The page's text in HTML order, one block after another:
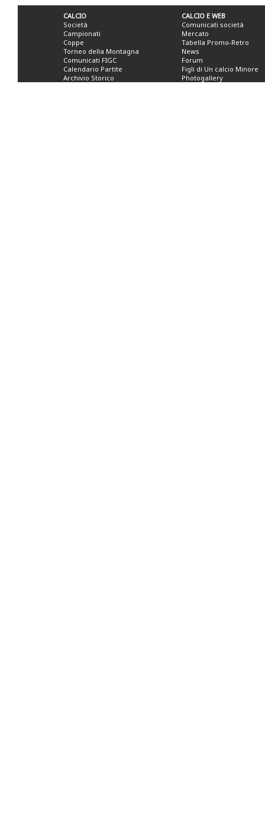
CALCIO
Società
Campionati
Coppe
Torneo della Montagna
Comunicati FIGC
Calendario Partite
Archivio Storico
CALCIO E WEB
Comunicati società
Mercato
Tabella Promo-Retro
News
Forum
Figli di Un calcio Minore
Photogallery